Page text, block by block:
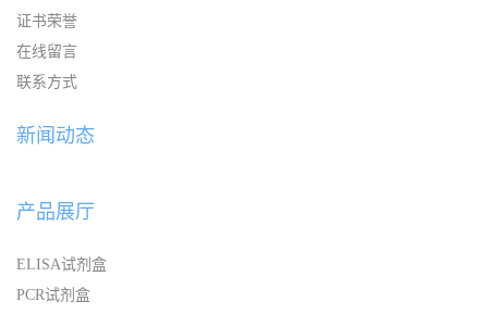
证书荣誉
在线留言
联系方式
新闻动态
产品展厅
ELISA试剂盒
PCR试剂盒